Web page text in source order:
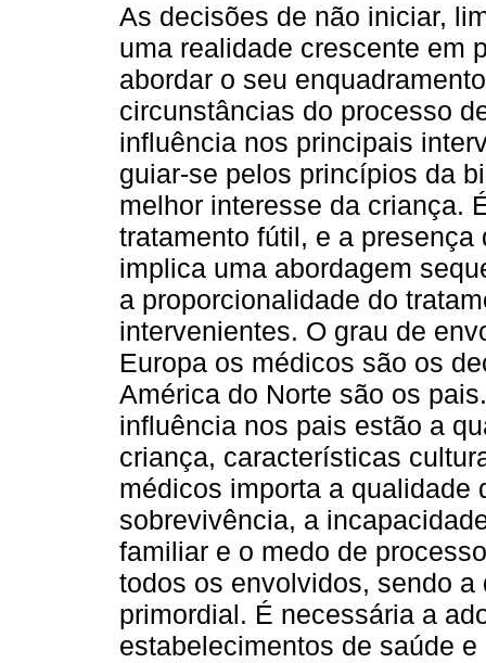
As decisões de não iniciar,
uma realidade crescente em
abordar o seu
circunstâncias do processo
influência nos principais
guiar-se pelos princípios da
melhor interesse da criança.
tratamento fútil, e a
implica uma abordagem
a proporcionalidade do
intervenientes. O grau de
Europa os médicos são os
América do Norte são os
influência nos pais estão a
criança, características
médicos importa a qualidade
sobrevivência, a
familiar e o medo de
todos os envolvidos, sendo
primordial. É necessária a
estabelecimentos de saúde